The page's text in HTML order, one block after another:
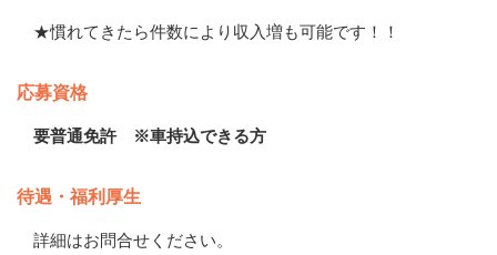
★慣れてきたら件数により収入増も可能です！！
応募資格
要普通免許 ※車持込できる方
待遇・福利厚生
詳細はお問合せください。